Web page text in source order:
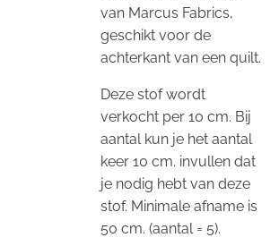
van Marcus Fabrics,
geschikt voor de
achterkant van een quilt.
Deze stof wordt
verkocht per 10 cm. Bij
aantal kun je het aantal
keer 10 cm. invullen dat
je nodig hebt van deze
stof. Minimale afname is
50 cm. (aantal = 5).